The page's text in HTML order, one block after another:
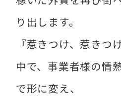
り出します。
『惹きつけ、惹きつ
中で、事業者様の情
で形に変え、